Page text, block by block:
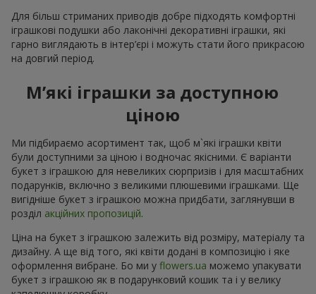
Для більш стриманих приводів добре підходять комфортні
іграшкові подушки або лаконічні декоративні іграшки, які
гарно виглядають в інтер’єрі і можуть стати його прикрасою
на довгий період.
М’які іграшки за доступною
ціною
Ми підбираємо асортимент так, щоб м`які іграшки квіти
були доступними за ціною і водночас якісними. Є варіанти
букет з іграшкою для невеликих сюрпризів і для масштабних
подарунків, включно з великими плюшевими іграшками. Ще
вигідніше букет з іграшкою можна придбати, заглянувши в
розділ акційних пропозицій.
Ціна на букет з іграшкою залежить від розміру, матеріалу та
дизайну. А ще від того, які квіти додані в композицію і яке
оформлення вибране. Бо ми у flowers.ua можемо упакувати
букет з іграшкою як в подарунковий кошик та і у велику